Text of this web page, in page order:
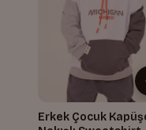
Erkek Çocuk